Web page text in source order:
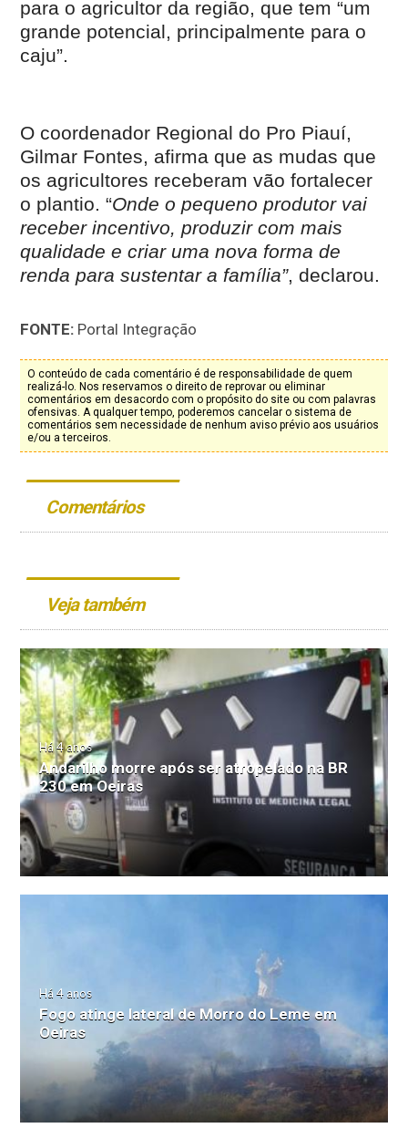
para o agricultor da região, que tem “um
grande potencial, principalmente para o
caju”.
O coordenador Regional do Pro Piauí,
Gilmar Fontes, afirma que as mudas que
os agricultores receberam vão fortalecer
o plantio. “Onde o pequeno produtor vai
receber incentivo, produzir com mais
qualidade e criar uma nova forma de
renda para sustentar a família”, declarou.
FONTE: Portal Integração
O conteúdo de cada comentário é de responsabilidade de quem
realizá-lo. Nos reservamos o direito de reprovar ou eliminar
comentários em desacordo com o propósito do site ou com palavras
ofensivas. A qualquer tempo, poderemos cancelar o sistema de
comentários sem necessidade de nenhum aviso prévio aos usuários
e/ou a terceiros.
Comentários
Veja também
Há 4 anos
Andarilho morre após ser atropelado na BR
230 em Oeiras
Há 4 anos
Fogo atinge lateral de Morro do Leme em
Oeiras